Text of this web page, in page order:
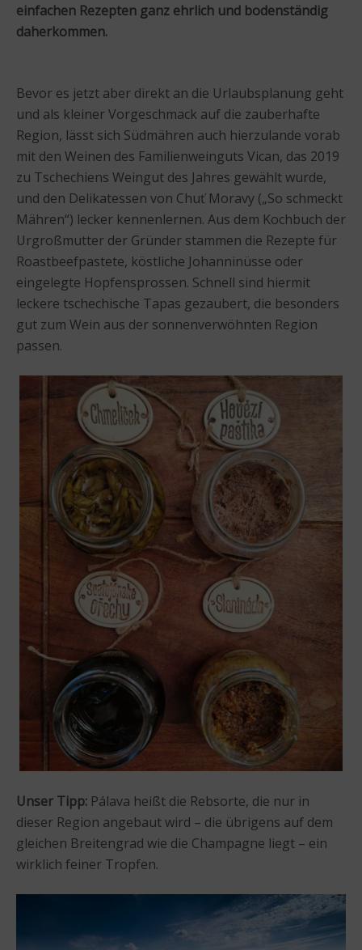
einfachen Rezepten ganz ehrlich und bodenständig
daherkommen.
Bevor es jetzt aber direkt an die Urlaubsplanung geht
und als kleiner Vorgeschmack auf die zauberhafte
Region, lässt sich Südmähren auch hierzulande vorab
mit den Weinen des Familienweinguts Vican, das 2019
zu Tschechiens Weingut des Jahres gewählt wurde,
und den Delikatessen von Chuť Moravy („So schmeckt
Mähren“) lecker kennenlernen. Aus dem Kochbuch der
Urgroßmutter der Gründer stammen die Rezepte für
Roastbeefpastete, köstliche Johanninüsse oder
eingelegte Hopfensprossen. Schnell sind hiermit
leckere tschechische Tapas gezaubert, die besonders
gut zum Wein aus der sonnenverwöhnten Region
passen.
Unser Tipp: Pálava heißt die Rebsorte, die nur in
dieser Region angebaut wird – die übrigens auf dem
gleichen Breitengrad wie die Champagne liegt – ein
wirklich feiner Tropfen.